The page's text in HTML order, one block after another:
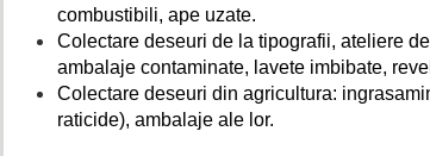
combustibili, ape uzate.
Colectare deseuri de la tipografii, ateliere
ambalaje contaminate, lavete imbibate,
Colectare deseuri din agricultura:
raticide), ambalaje ale lor.